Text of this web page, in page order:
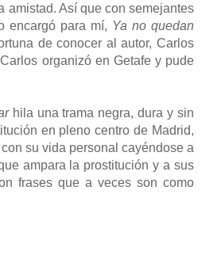
amistad. Así que con semejantes
encargó para mí, Ya no quedan
de conocer al autor, Carlos
organizó en Getafe y pude
hila una trama negra, dura y sin
en pleno centro de Madrid,
su vida personal cayéndose a
ampara la prostitución y a sus
frases que a veces son como